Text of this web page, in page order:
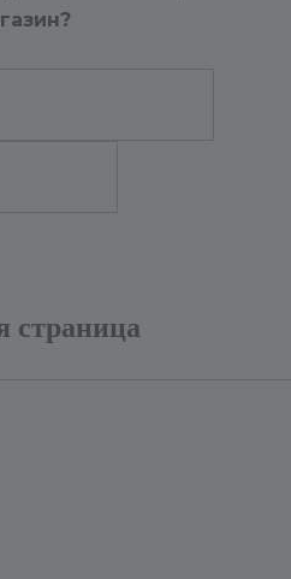
страница